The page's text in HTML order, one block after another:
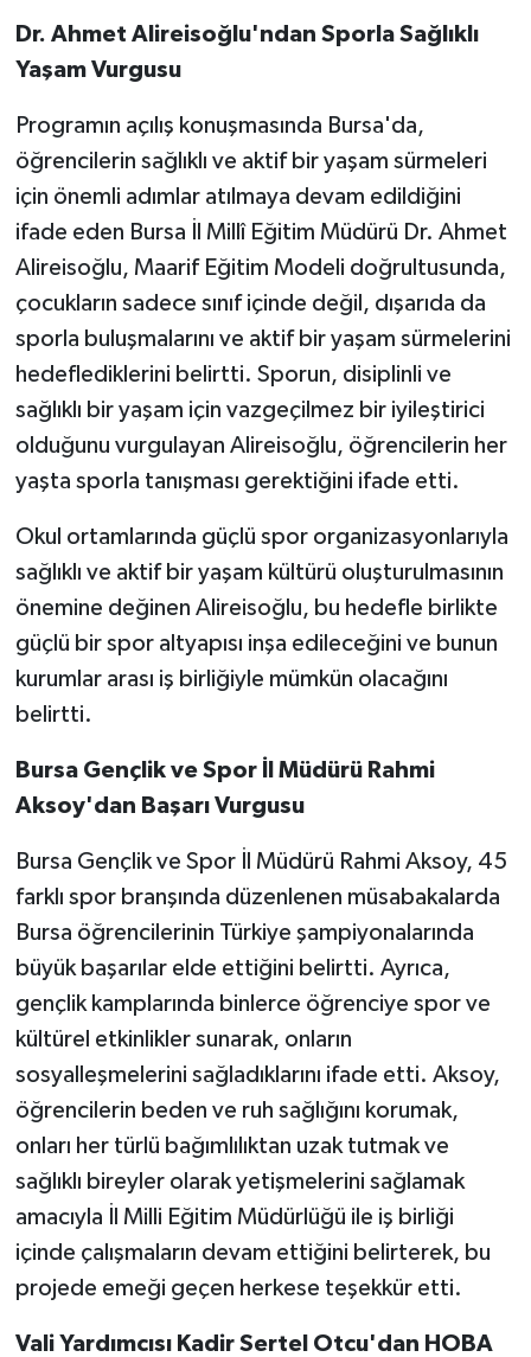
Dr. Ahmet Alireisoğlu'ndan Sporla Sağlıklı
Yaşam Vurgusu
Programın açılış konuşmasında Bursa'da,
öğrencilerin sağlıklı ve aktif bir yaşam sürmeleri
için önemli adımlar atılmaya devam edildiğini
ifade eden Bursa İl Millî Eğitim Müdürü Dr. Ahmet
Alireisoğlu, Maarif Eğitim Modeli doğrultusunda,
çocukların sadece sınıf içinde değil, dışarıda da
sporla buluşmalarını ve aktif bir yaşam sürmelerini
hedeflediklerini belirtti. Sporun, disiplinli ve
sağlıklı bir yaşam için vazgeçilmez bir iyileştirici
olduğunu vurgulayan Alireisoğlu, öğrencilerin her
yaşta sporla tanışması gerektiğini ifade etti.
Okul ortamlarında güçlü spor organizasyonlarıyla
sağlıklı ve aktif bir yaşam kültürü oluşturulmasının
önemine değinen Alireisoğlu, bu hedefle birlikte
güçlü bir spor altyapısı inşa edileceğini ve bunun
kurumlar arası iş birliğiyle mümkün olacağını
belirtti.
Bursa Gençlik ve Spor İl Müdürü Rahmi
Aksoy'dan Başarı Vurgusu
Bursa Gençlik ve Spor İl Müdürü Rahmi Aksoy, 45
farklı spor branşında düzenlenen müsabakalarda
Bursa öğrencilerinin Türkiye şampiyonalarında
büyük başarılar elde ettiğini belirtti. Ayrıca,
gençlik kamplarında binlerce öğrenciye spor ve
kültürel etkinlikler sunarak, onların
sosyalleşmelerini sağladıklarını ifade etti. Aksoy,
öğrencilerin beden ve ruh sağlığını korumak,
onları her türlü bağımlılıktan uzak tutmak ve
sağlıklı bireyler olarak yetişmelerini sağlamak
amacıyla İl Milli Eğitim Müdürlüğü ile iş birliği
içinde çalışmaların devam ettiğini belirterek, bu
projede emeği geçen herkese teşekkür etti.
Vali Yardımcısı Kadir Sertel Otcu'dan HOBA